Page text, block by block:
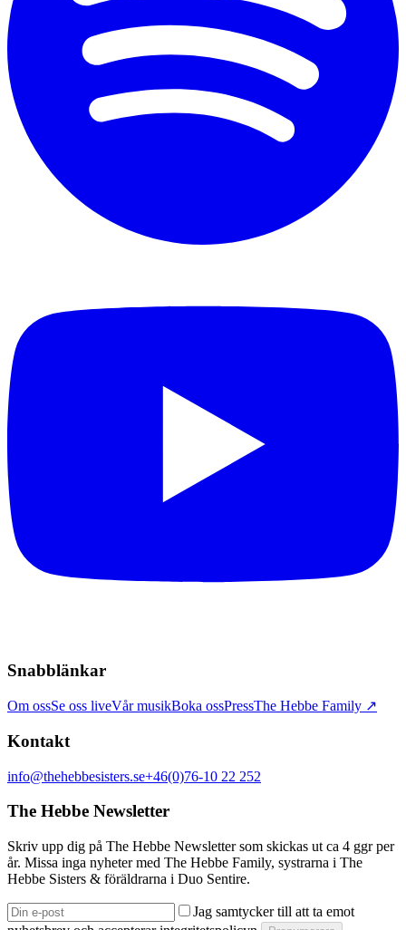
Snabblänkar
Om ossSe oss liveVår musikBoka ossPressThe Hebbe Family ↗
Kontakt
info@thehebbesisters.se+46(0)76-10 22 252
The Hebbe Newsletter
Skriv upp dig på The Hebbe Newsletter som skickas ut ca 4 ggr per
år. Missa inga nyheter med The Hebbe Family, systrarna i The
Hebbe Sisters & föräldrarna i Duo Sentire.
Jag samtycker till att ta emot